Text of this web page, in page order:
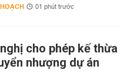
01 phút trước
cho phép kế thừa
nhượng dự án